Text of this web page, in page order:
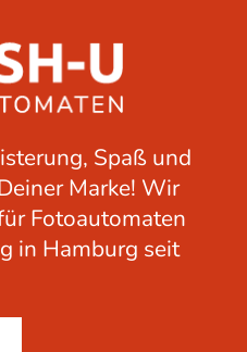
Spaß und
Marke! Wir
Fotoautomaten
in Hamburg seit